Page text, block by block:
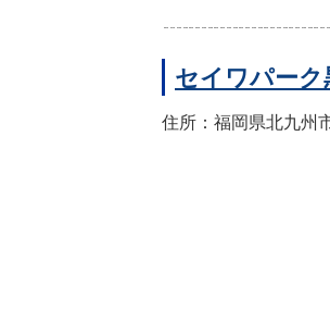
セイワパーク
住所：福岡県北九州